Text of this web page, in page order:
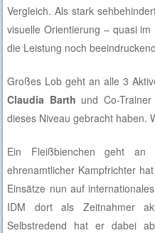
Vergleich. Als stark
visuelle Orientierung – quasi
die Leistung noch
Großes Lob geht an alle 3
Claudia Barth und Co-Trainer
dieses Niveau gebracht haben.
Ein Fleißbienchen geht an
ehrenamtlicher Kampfrichter
Einsätze nun auf
IDM dort als Zeitnahmer
Selbstredend hat er dabei